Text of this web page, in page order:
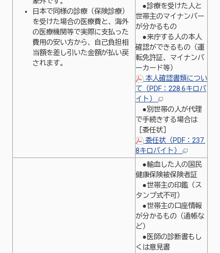
日本で同様の診療（保険診療）
を受けた場合の医療費と、海外
の医療機関等で実際に支払った
費用の安い方から、自己負担相
当額を差し引いた金額が払い戻
されます。
●診療を受けた人と
世帯主のマイナンバー
が分かるもの
●来庁する人の本人
確認ができるもの（運
転免許証、マイナンバ
ーカード等）
本人確認書類につい
て（PDF：228.6キロバ
イト）
●別世帯の人が代理
で手続きする場合は
［委任状］
委任状（PDF：237.
8キロバイト）
●輸血した人の国民
健康保険被保険者証
●世帯主の印鑑（ス
タンプ式不可）
●世帯主の口座情報
が分かるもの（通帳な
ど）
●医師の診断書もし
くは意見書